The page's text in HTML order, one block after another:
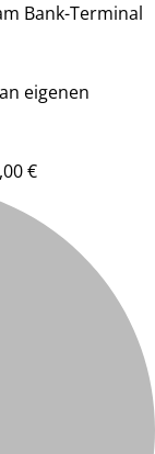
Bank-Terminal
eigenen
€